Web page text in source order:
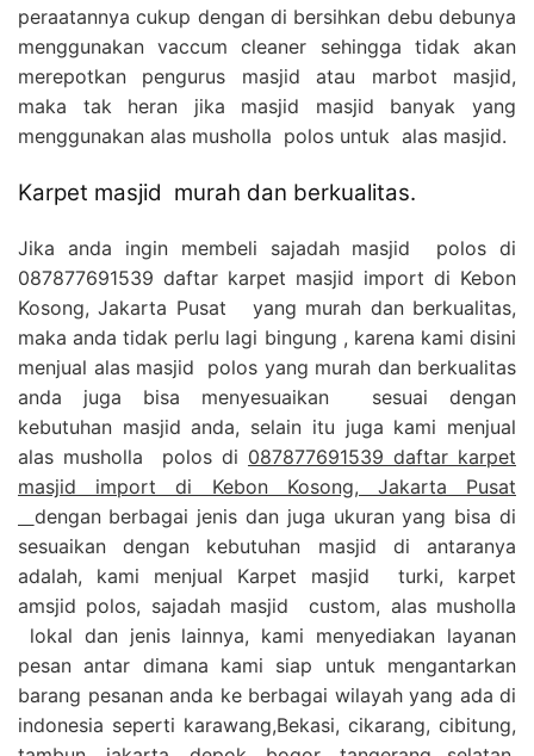
peraatannya cukup dengan di bersihkan debu debunya
menggunakan vaccum cleaner sehingga tidak akan
merepotkan pengurus masjid atau marbot masjid,
maka tak heran jika masjid masjid banyak yang
menggunakan alas musholla polos untuk alas masjid.
Karpet masjid murah dan berkualitas.
Jika anda ingin membeli sajadah masjid polos di
087877691539 daftar karpet masjid import di Kebon
Kosong, Jakarta Pusat yang murah dan berkualitas,
maka anda tidak perlu lagi bingung , karena kami disini
menjual alas masjid polos yang murah dan berkualitas
anda juga bisa menyesuaikan sesuai dengan
kebutuhan masjid anda, selain itu juga kami menjual
alas musholla polos di 087877691539 daftar karpet
masjid import di Kebon Kosong, Jakarta Pusat
dengan berbagai jenis dan juga ukuran yang bisa di
sesuaikan dengan kebutuhan masjid di antaranya
adalah, kami menjual Karpet masjid turki, karpet
amsjid polos, sajadah masjid custom, alas musholla
lokal dan jenis lainnya, kami menyediakan layanan
pesan antar dimana kami siap untuk mengantarkan
barang pesanan anda ke berbagai wilayah yang ada di
indonesia seperti karawang,Bekasi, cikarang, cibitung,